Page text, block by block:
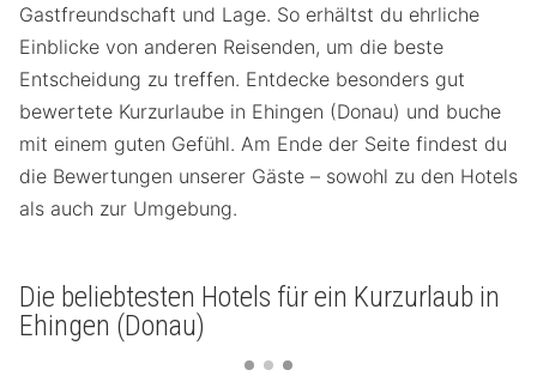
Gastfreundschaft und Lage. So erhältst du ehrliche
Einblicke von anderen Reisenden, um die beste
Entscheidung zu treffen. Entdecke besonders gut
bewertete Kurzurlaube in Ehingen (Donau) und buche
mit einem guten Gefühl. Am Ende der Seite findest du
die Bewertungen unserer Gäste – sowohl zu den Hotels
als auch zur Umgebung.
Die beliebtesten Hotels für ein Kurzurlaub in
Ehingen (Donau)